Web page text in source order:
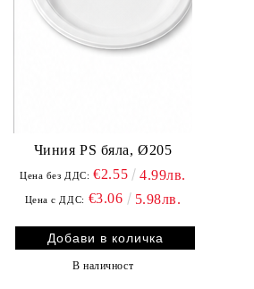
Чиния PS бяла, Ø205
Цена без ДДС: €2.55 4.99лв.
Цена с ДДС: €3.06 5.98лв.
В наличност